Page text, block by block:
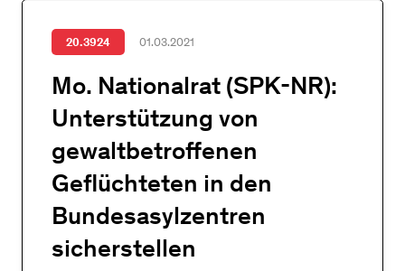
20.3924 01.03.2021
Mo. Nationalrat (SPK-NR):
Unterstützung von
gewaltbetroffenen
Geflüchteten in den
Bundesasylzentren
sicherstellen